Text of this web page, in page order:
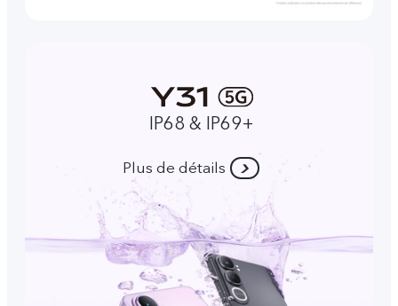
IP68 & IP69+
Plus de détails